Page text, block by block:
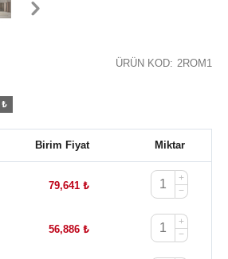
ÜRÜN KOD: 2ROM1
₺
Birim Fiyat Miktar
79,641 ₺
+
−
56,886 ₺
+
−